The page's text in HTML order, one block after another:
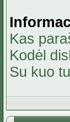
Kas
Kodėl
Su kuo